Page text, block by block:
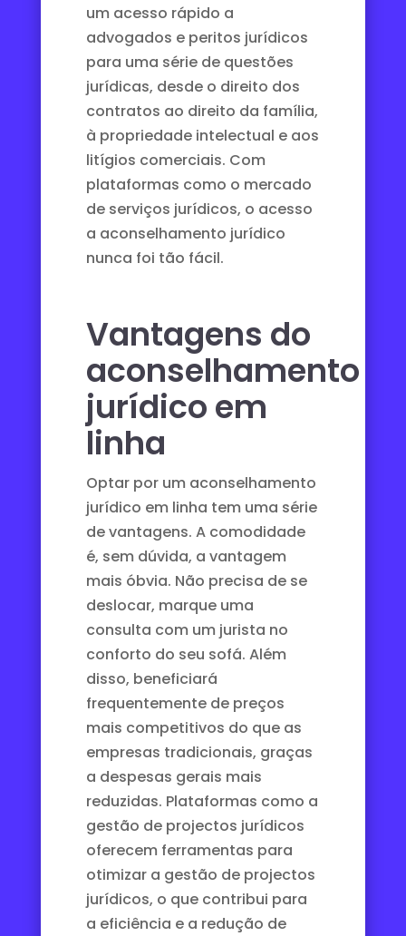
um acesso rápido a
advogados e peritos jurídicos
para uma série de questões
jurídicas, desde o direito dos
contratos ao direito da família,
à propriedade intelectual e aos
litígios comerciais. Com
plataformas como o mercado
de serviços jurídicos, o acesso
a aconselhamento jurídico
nunca foi tão fácil.
Vantagens do
aconselhamento
jurídico em
linha
Optar por um aconselhamento
jurídico em linha tem uma série
de vantagens. A comodidade
é, sem dúvida, a vantagem
mais óbvia. Não precisa de se
deslocar, marque uma
consulta com um jurista no
conforto do seu sofá. Além
disso, beneficiará
frequentemente de preços
mais competitivos do que as
empresas tradicionais, graças
a despesas gerais mais
reduzidas. Plataformas como a
gestão de projectos jurídicos
oferecem ferramentas para
otimizar a gestão de projectos
jurídicos, o que contribui para
a eficiência e a redução de